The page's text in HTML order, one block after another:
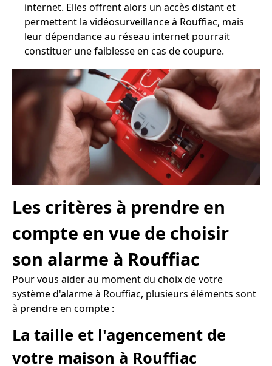
internet. Elles offrent alors un accès distant et
permettent la vidéosurveillance à Rouffiac, mais
leur dépendance au réseau internet pourrait
constituer une faiblesse en cas de coupure.
Les critères à prendre en
compte en vue de choisir
son alarme à Rouffiac
Pour vous aider au moment du choix de votre
système d'alarme à Rouffiac, plusieurs éléments sont
à prendre en compte :
La taille et l'agencement de
votre maison à Rouffiac